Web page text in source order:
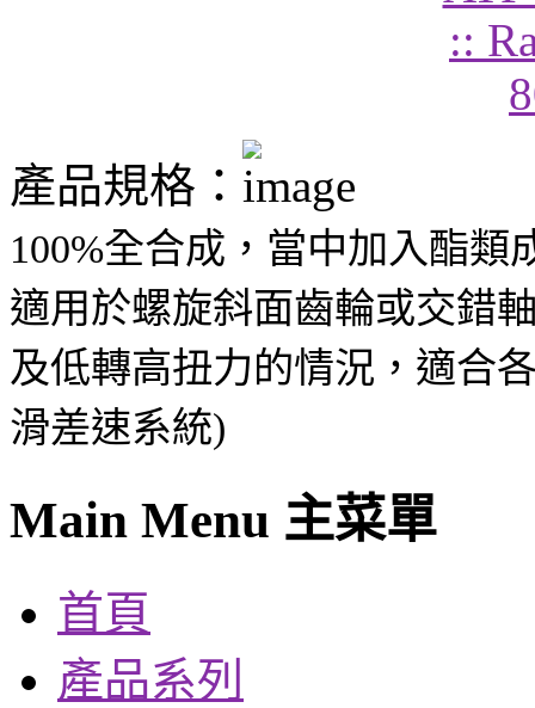
產品規格：
100%全合成，當中加入酯
適用於螺旋斜面齒輪或交錯
及低轉高扭力的情況，適合
滑差速系統)
Main Menu 主菜單
首頁
產品系列